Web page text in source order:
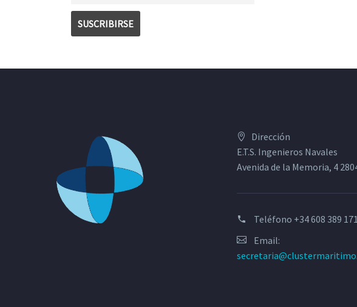
Dirección
E.T.S. Ingenieros Navales
Avenida de la Memoria, 4
Teléfono +34 608 389 171
Email: